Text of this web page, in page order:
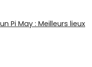
Pi May : Meilleurs lieux